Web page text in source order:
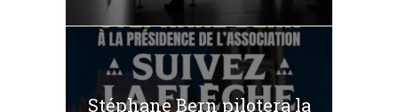
Stéphane Bern pilotera la